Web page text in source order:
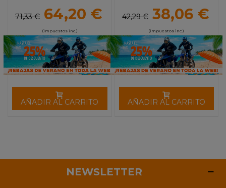
71,33 € 64,20 €
(impuestos inc.)
AÑADIR AL CARRITO
42,29 € 38,06 €
(impuestos inc.)
AÑADIR AL CARRITO
NEWSLETTER